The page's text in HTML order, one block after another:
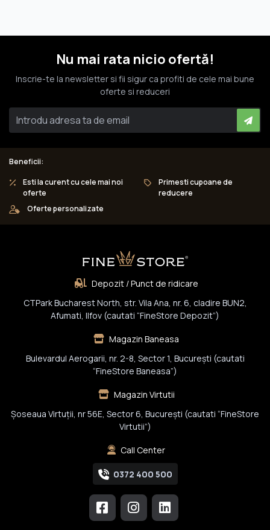
Nu mai rata nicio ofertă!
Inscrie-te la newsletter si fii sigur ca profiti de cele mai bune
oferte si reduceri
Beneficii:
Esti la curent cu cele mai noi
oferte
Primesti cupoane de
reducere
Oferte personalizate
Depozit / Punct de ridicare
CTPark Bucharest North, str. Vila Ana, nr. 6, cladire BUN2,
Afumati, Ilfov (cautati “FineStore Depozit”)
Magazin Baneasa
Bulevardul Aerogarii, nr. 2-8, Sector 1, Bucureşti (cautati
“FineStore Baneasa”)
Magazin Virtutii
Șoseaua Virtuții, nr 56E, Sector 6, București (cautati “FineStore
Virtutii”)
Call Center
0372 400 500